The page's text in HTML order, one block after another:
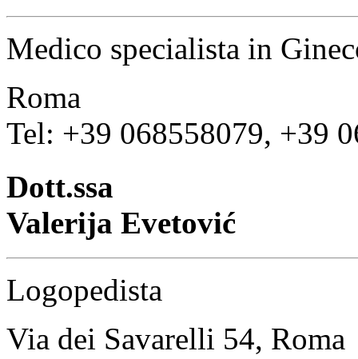
Medico specialista in
Roma
Tel: +39 068558079, +39
Dott.ssa
Valerija Evetović
Logopedista
Via dei Savarelli 54, Roma